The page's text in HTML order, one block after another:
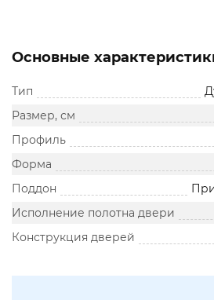
Основные
Тип
Размер, см
Профиль
Форма
Поддон
Исполнение полотна двери
Конструкция дверей